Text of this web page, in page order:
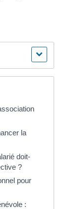
la
doit-
?
pour
: